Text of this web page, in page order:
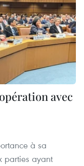
avec
à sa
parties ayant